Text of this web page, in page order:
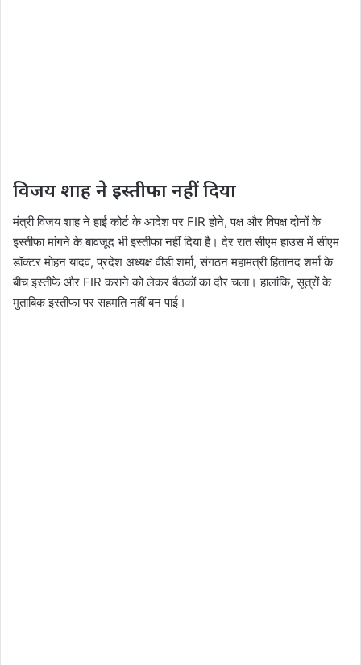
विजय शाह ने इस्तीफा नहीं दिया
मंत्री विजय शाह ने हाई कोर्ट के आदेश पर FIR होने, पक्ष और विपक्ष दोनों के
इस्तीफा मांगने के बावजूद भी इस्तीफा नहीं दिया है। देर रात सीएम हाउस में सीएम
डॉक्टर मोहन यादव, प्रदेश अध्यक्ष वीडी शर्मा, संगठन महामंत्री हितानंद शर्मा के
बीच इस्तीफे और FIR कराने को लेकर बैठकों का दौर चला। हालांकि, सूत्रों के
मुताबिक इस्तीफा पर सहमति नहीं बन पाई।